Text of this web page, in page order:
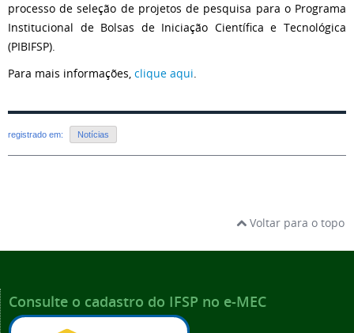
processo de seleção de projetos de pesquisa para o Programa
Institucional de Bolsas de Iniciação Científica e Tecnológica
(PIBIFSP).
Para mais informações, clique aqui.
registrado em: Notícias
Voltar para o topo
Consulte o cadastro do IFSP no e-MEC